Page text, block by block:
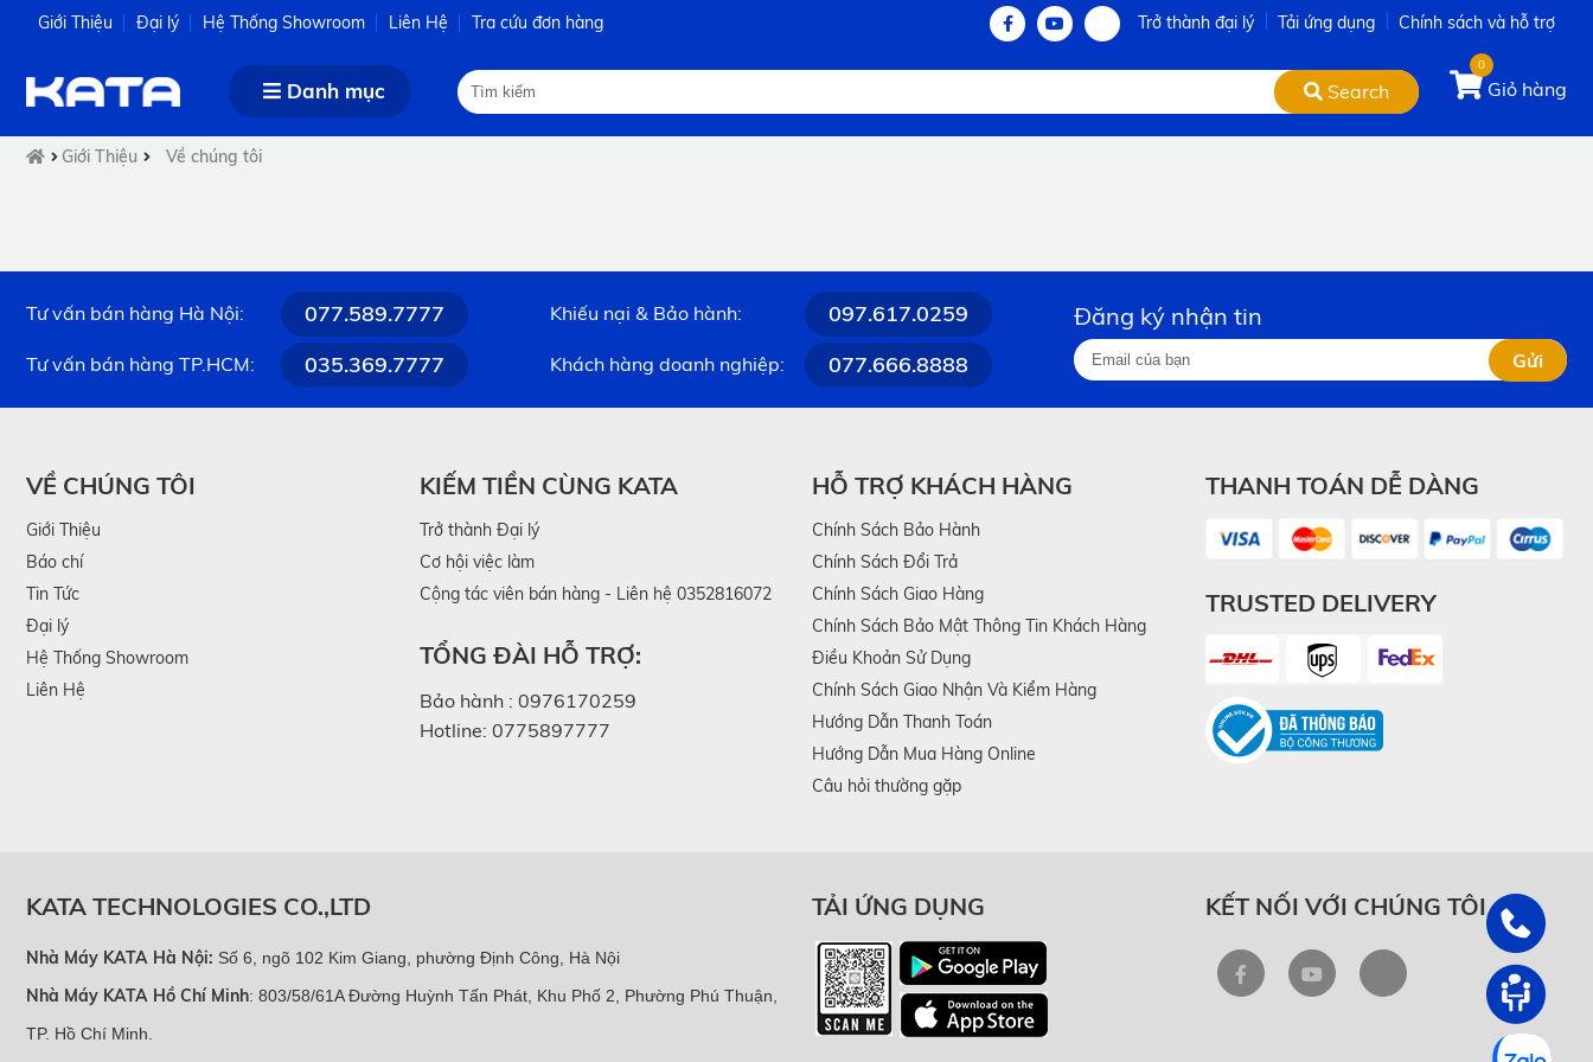
Giới Thiệu Đại lý Hệ Thống Showroom Liên Hệ Tra cứu đơn hàng Trở thành đại lý Tải ứng dụng Chính sách và hỗ trợ
Danh mục Search
0
Giỏ hàng
Giới Thiệu Về chúng tôi
Tư vấn bán hàng Hà Nội: 077.589.7777
Tư vấn bán hàng TP.HCM: 035.369.7777
Khiếu nại & Bảo hành: 097.617.0259
Khách hàng doanh nghiệp: 077.666.8888
Đăng ký nhận tin
Gửi
VỀ CHÚNG TÔI
Giới Thiệu
Báo chí
Tin Tức
Đại lý
Hệ Thống Showroom
Liên Hệ
KIẾM TIỀN CÙNG KATA
Trở thành Đại lý
Cơ hội việc làm
Cộng tác viên bán hàng - Liên hệ 0352816072
TỔNG ĐÀI HỖ TRỢ:
Bảo hành : 0976170259
Hotline: 0775897777
HỖ TRỢ KHÁCH HÀNG
Chính Sách Bảo Hành
Chính Sách Đổi Trả
Chính Sách Giao Hàng
Chính Sách Bảo Mật Thông Tin Khách Hàng
Điều Khoản Sử Dụng
Chính Sách Giao Nhận Và Kiểm Hàng
Hướng Dẫn Thanh Toán
Hướng Dẫn Mua Hàng Online
Câu hỏi thường gặp
THANH TOÁN DỄ DÀNG
TRUSTED DELIVERY
KATA TECHNOLOGIES CO.,LTD
Nhà Máy KATA Hà Nội: Số 6, ngõ 102 Kim Giang, phường Định Công, Hà Nội
Nhà Máy KATA Hồ Chí Minh: 803/58/61A Đường Huỳnh Tấn Phát, Khu Phố 2, Phường Phú Thuận,
TP. Hồ Chí Minh.
TẢI ỨNG DỤNG KẾT NỐI VỚI CHÚNG TÔI